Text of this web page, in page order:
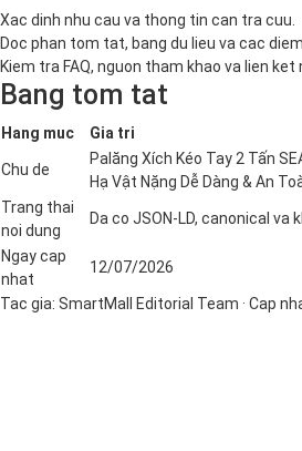
Xac dinh nhu cau va thong tin can tra cuu.
Doc phan tom tat, bang du lieu va cac
Kiem tra FAQ, nguon tham khao va lien ket
Bang tom tat
Hang muc Gia tri
Chu de
Palăng Xích Kéo Tay 2 Tấn
Hạ Vật Nặng Dễ Dàng & An
Trang thai
noi dung
Da co JSON-LD, canonical va
Ngay cap
nhat
12/07/2026
Tac gia: SmartMall Editorial Team · Cap